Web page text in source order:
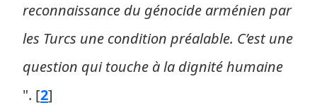
reconnaissance du génocide arménien par
les Turcs une condition préalable. C’est une
question qui touche à la dignité humaine
". [2]